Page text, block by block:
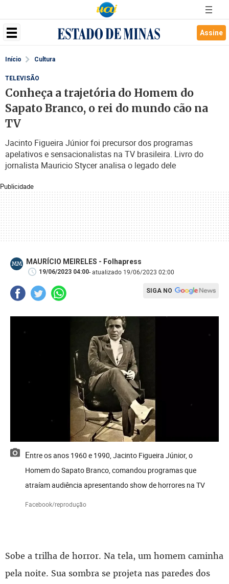
Assine
Início Cultura
Publicidade
TELEVISÃO
Conheça a trajetória do Homem do
Sapato Branco, o rei do mundo cão na
TV
Jacinto Figueira Júnior foi precursor dos programas
apelativos e sensacionalistas na TV brasileira. Livro do
jornalista Mauricio Stycer analisa o legado dele
MM MAURÍCIO MEIRELES - Folhapress
19/06/2023 04:00- atualizado 19/06/2023 02:00
SIGA NO
Entre os anos 1960 e 1990, Jacinto Figueira Júnior, o
Homem do Sapato Branco, comandou programas que
atraíam audiência apresentando show de horrores na TV
Facebook/reprodução
Sobe a trilha de horror. Na tela, um homem caminha
pela noite. Sua sombra se projeta nas paredes dos